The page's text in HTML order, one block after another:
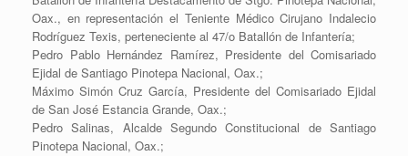
Oax., en representación el Teniente Médico Cirujano Indalecio
Rodríguez Texis, perteneciente al 47/o Batallón de Infantería;
Pedro Pablo Hernández Ramírez, Presidente del Comisariado
Ejidal de Santiago Pinotepa Nacional, Oax.;
Máximo Simón Cruz García, Presidente del Comisariado Ejidal
de San José Estancia Grande, Oax.;
Pedro Salinas, Alcalde Segundo Constitucional de Santiago
Pinotepa Nacional, Oax.;